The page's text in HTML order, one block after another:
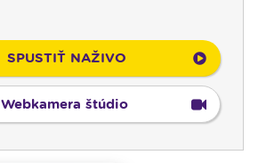
SPUSTIŤ NAŽIVO
Webkamera štúdio